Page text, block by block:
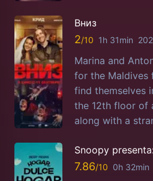
Вниз
2 1h 31min
Marina and
for the Maldives
find themselves
the 12th floor of
along with a
Snoopy
7.86 0h 32min